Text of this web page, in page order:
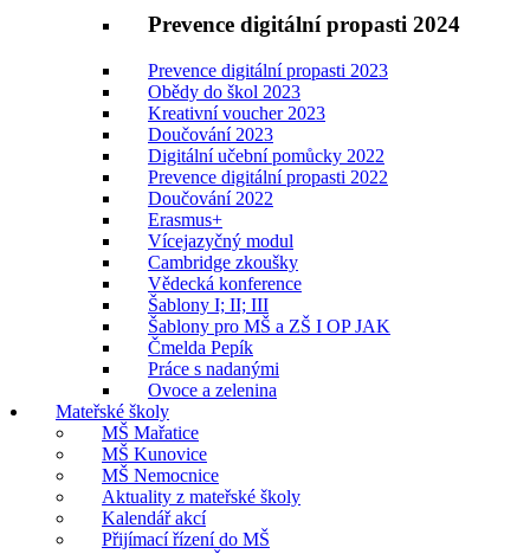
Prevence digitální propasti 2024
Prevence digitální propasti 2023
Obědy do škol 2023
Kreativní voucher 2023
Doučování 2023
Digitální učební pomůcky 2022
Prevence digitální propasti 2022
Doučování 2022
Erasmus+
Vícejazyčný modul
Cambridge zkoušky
Vědecká konference
Šablony I; II; III
Šablony pro MŠ a ZŠ I OP JAK
Čmelda Pepík
Práce s nadanými
Ovoce a zelenina
Mateřské školy
MŠ Mařatice
MŠ Kunovice
MŠ Nemocnice
Aktuality z mateřské školy
Kalendář akcí
Přijímací řízení do MŠ